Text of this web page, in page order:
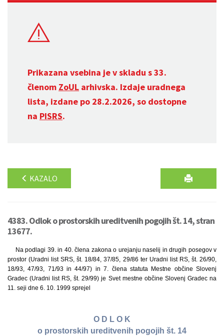
Prikazana vsebina je v skladu s 33.
členom ZoUL arhivska. Izdaje uradnega
lista, izdane po 28.2.2026, so dostopne
na PISRS.
KAZALO
4383. Odlok o prostorskih ureditvenih pogojih št. 14, stran
13677.
Na podlagi 39. in 40. člena zakona o urejanju naselij in drugih posegov v
prostor (Uradni list SRS, št. 18/84, 37/85, 29/86 ter Uradni list RS, št. 26/90,
18/93, 47/93, 71/93 in 44/97) in 7. člena statuta Mestne občine Slovenj
Gradec (Uradni list RS, št. 29/99) je Svet mestne občine Slovenj Gradec na
11. seji dne 6. 10. 1999 sprejel
O D L O K
o prostorskih ureditvenih pogojih št. 14